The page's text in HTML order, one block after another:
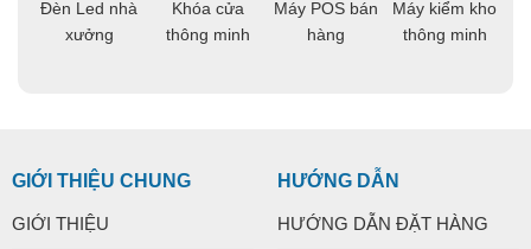
Đèn Led nhà
xưởng
Khóa cửa
thông minh
Máy POS bán
hàng
Máy kiểm kho
thông minh
GIỚI THIỆU CHUNG
GIỚI THIỆU
HƯỚNG DẪN
HƯỚNG DẪN ĐẶT HÀNG